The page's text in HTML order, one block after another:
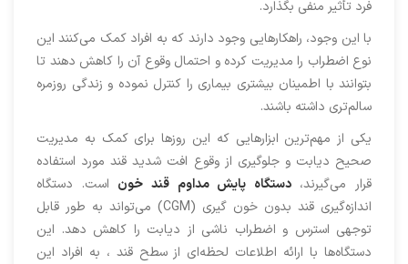
فرد تأثیر منفی بگذارد.
با این‌ وجود، راهکارهایی وجود دارند که به افراد کمک می‌کنند این
نوع اضطراب را مدیریت کرده و احتمال وقوع آن را کاهش دهند تا
بتوانند با اطمینان بیشتری بیماری را کنترل نموده و زندگی روزمره‌
سالم‌تری داشته باشند.
یکی از مهم‌ترین ابزارهایی که این روزها برای کمک به مدیریت
صحیح دیابت و جلوگیری از وقوع افت شدید قند مورد استفاده
قرار می‌گیرند،دستگاه پایش مداوم قند خون است. دستگاه
اندازه‌گیری قند بدون خون‌ گیری (CGM) می‌تواند به طور قابل
توجهی استرس و اضطراب ناشی از دیابت را کاهش دهد. این
دستگاه‌ها با ارائه اطلاعات لحظه‌ای از سطح قند ، به افراد این